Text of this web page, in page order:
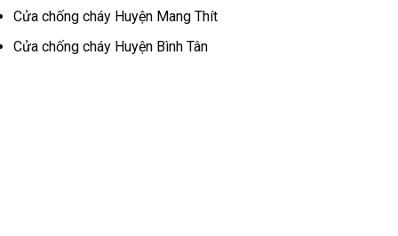
Cửa chống cháy Huyện Mang Thít
Cửa chống cháy Huyện Bình Tân